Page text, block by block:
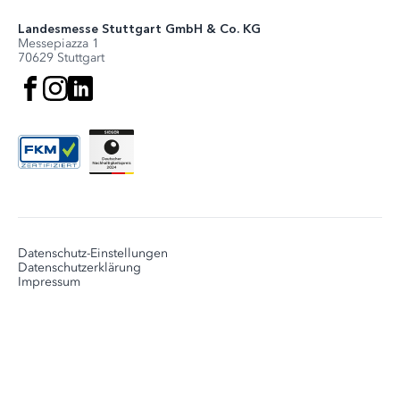
Landesmesse Stuttgart GmbH & Co. KG
Messepiazza 1
70629 Stuttgart
Datenschutz-Einstellungen
Datenschutzerklärung
Impressum